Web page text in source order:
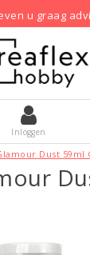
u graag
Inloggen
Dust 59ml